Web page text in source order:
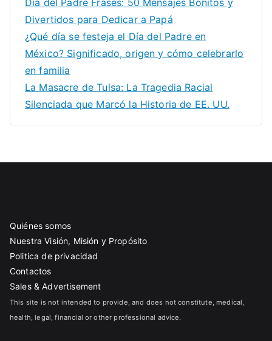
Día del Padre Frases: 50 Mensajes Bonitos y
Divertidos para Dedicar a Papá
¿Qué día se festeja el Día del Padre en
México? Significado, origen y cómo celebrarlo
en familia
La Masacre de Tulsa: La Tragedia Racial
Silenciada que Marcó la Historia de EE. UU.
Quiénes somos
Nuestra Visión, Misión y Propósito
Politica de privacidad
Contactos
Sales & Advertisement
This site is not intended to provide, and does not constitute, medical,
health, legal, financial or other professional advice.